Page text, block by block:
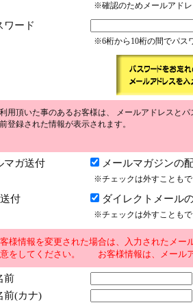
※確認のためメールアド
ワード
※6桁から10桁の間でパス
用頂いた事のあるお客様は、 メールアドレスと
登録された情報が表示されます。
マガ送付 メールマガジンの
※チェックは外すことも
付 ダイレクトメール
※チェックは外すことも
様情報を変更された場合は、入力されたメ
をしてください。 お客様情報は、メール
前
前(カナ)